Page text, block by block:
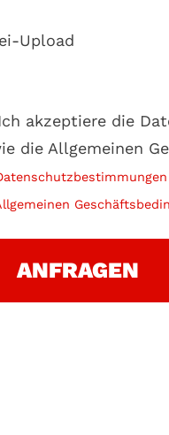
Upload
Ich akzeptiere die
die Allgemeinen